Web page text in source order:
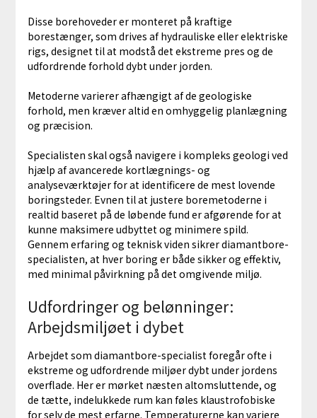
Disse borehoveder er monteret på kraftige
borestænger, som drives af hydrauliske eller elektriske
rigs, designet til at modstå det ekstreme pres og de
udfordrende forhold dybt under jorden.
Metoderne varierer afhængigt af de geologiske
forhold, men kræver altid en omhyggelig planlægning
og præcision.
Specialisten skal også navigere i kompleks geologi ved
hjælp af avancerede kortlægnings- og
analyseværktøjer for at identificere de mest lovende
boringsteder. Evnen til at justere boremetoderne i
realtid baseret på de løbende fund er afgørende for at
kunne maksimere udbyttet og minimere spild.
Gennem erfaring og teknisk viden sikrer diamantbore-
specialisten, at hver boring er både sikker og effektiv,
med minimal påvirkning på det omgivende miljø.
Udfordringer og belønninger:
Arbejdsmiljøet i dybet
Arbejdet som diamantbore-specialist foregår ofte i
ekstreme og udfordrende miljøer dybt under jordens
overflade. Her er mørket næsten altomsluttende, og
de tætte, indelukkede rum kan føles klaustrofobiske
for selv de mest erfarne. Temperaturerne kan variere